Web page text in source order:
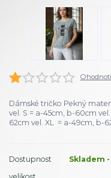
Dámské tričko Pekný
vel. S = a-45cm, b-60cm
62cm vel. XL = a-49cm,
Dostupnost
Skladem